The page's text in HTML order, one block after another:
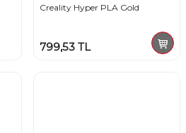
Creality Hyper PLA Gold
799,53 TL